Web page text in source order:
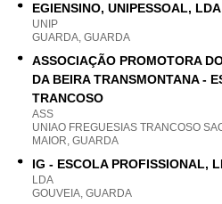
EGIENSINO, UNIPESSOAL, LDA
UNIP
GUARDA, GUARDA
ASSOCIAÇÃO PROMOTORA
DA BEIRA TRANSMONTANA -
TRANCOSO
ASS
UNIAO FREGUESIAS TRANCOSO
MAIOR, GUARDA
IG - ESCOLA PROFISSIONAL,
LDA
GOUVEIA, GUARDA